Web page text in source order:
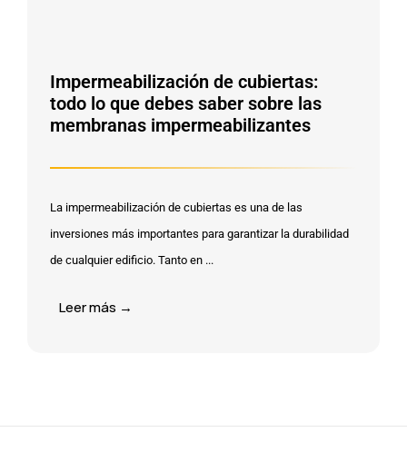
Impermeabilización de cubiertas:
todo lo que debes saber sobre las
membranas impermeabilizantes
La impermeabilización de cubiertas es una de las
inversiones más importantes para garantizar la durabilidad
de cualquier edificio. Tanto en ...
Leer más →